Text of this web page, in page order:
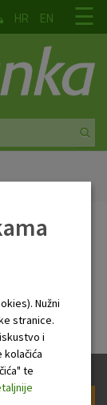
☰
HR EN
Nužni
stranice.
i
kolačića
te